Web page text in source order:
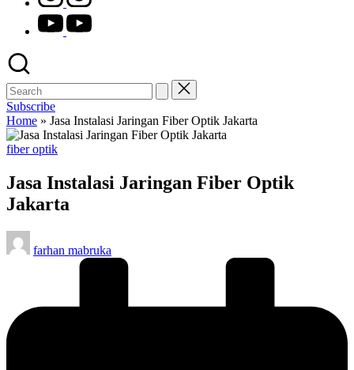
youtube.com
Subscribe
Home » Jasa Instalasi Jaringan Fiber Optik Jakarta
Posted
fiber optik
Jasa Instalasi Jaringan Fiber Optik
Jakarta
Posted
by
farhan mabruka